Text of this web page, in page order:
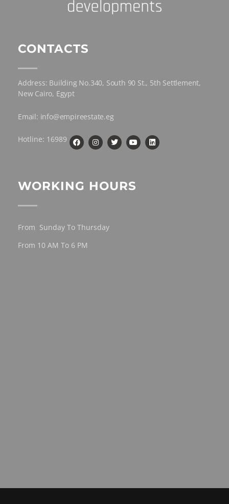
CONTACTS
Address: Building No.340, South 90 St., 5th Settlement,
New Cairo, Egypt
Email: info@empireestate.eg
Hotline: 16989
WORKING HOURS
From Sunday To Thursday
From 10 AM To 6 PM